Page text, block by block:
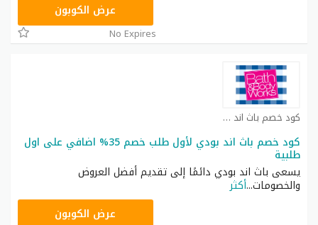
عرض الكوبون
No Expires
كود خصم باث اند بودي كوبون
كود خصم باث اند بودي لأول طلب خصم 35% اضافي على اول
طلبية
يسعى باث اند بودي دائمًا إلى تقديم أفضل العروض
والخصومات...أكثر
عرض الكوبون